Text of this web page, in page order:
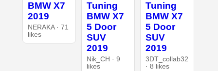
BMW X7
2019
NERAKA · 71
likes
Tuning
BMW X7
5 Door
SUV
2019
Nik_CH · 9
likes
Tuning
BMW X7
5 Door
SUV
2019
3DT_collab32
· 8 likes